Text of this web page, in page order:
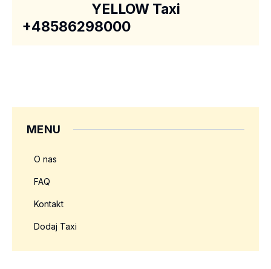
YELLOW Taxi
+48586298000
MENU
O nas
FAQ
Kontakt
Dodaj Taxi